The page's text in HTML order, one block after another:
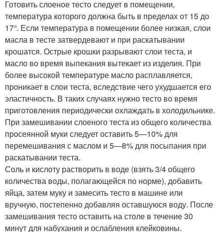
Готовить слоеное тесто следует в помещении,
температура которого должна быть в пределах от 15 до
17°. Если температура в помещении более низкая, слои
масла в тесте затвердевают и при раскатывании
крошатся. Острые крошки разрывают слои теста, и
масло во время выпекания вытекает из изделия. При
более высокой температуре масло расплавляется,
проникает в слои теста, вследствие чего ухудшается его
эластичность. В таких случаях нужно тесто во время
приготовления периодически охлаждать в холодильнике.
При замешивании слоеного теста из общего количества
просеянной муки следует оставить 5—10% для
перемешивания с маслом и 5—8% для посыпания при
раскатывании теста.
Соль и кислоту растворить в воде (взять 3/4 общего
количества воды, полагающейся по норме), добавить
яйца, затем муку и замесить тесто в машине или
вручную, постепенно добавляя оставшуюся воду. После
замешивания тесто оставить на столе в течение 30
минут для набухания и ослабления клейковины.